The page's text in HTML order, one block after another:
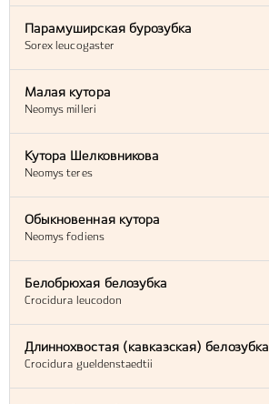
Парамуширская бурозубка
Sorex leucogaster
Малая кутора
Neomys milleri
Кутора Шелковникова
Neomys teres
Обыкновенная кутора
Neomys fodiens
Белобрюхая белозубка
Crocidura leucodon
Длиннохвостая (кавказская) белозубка
Crocidura gueldenstaedtii